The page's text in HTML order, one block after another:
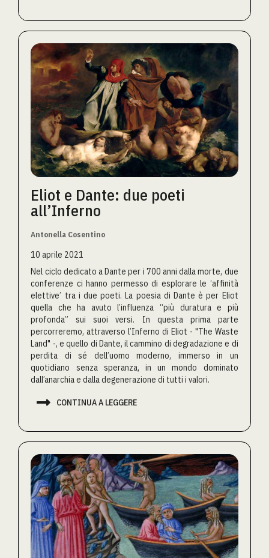
Eliot e Dante: due poeti
all’Inferno
Antonella Cosentino
10 aprile 2021
Nel ciclo dedicato a Dante per i 700 anni dalla morte, due
conferenze ci hanno permesso di esplorare le ‘affinità
elettive’ tra i due poeti. La poesia di Dante è per Eliot
quella che ha avuto l’influenza “più duratura e più
profonda” sui suoi versi. In questa prima parte
percorreremo, attraverso l’Inferno di Eliot - "The Waste
Land" -, e quello di Dante, il cammino di degradazione e di
perdita di sé dell’uomo moderno, immerso in un
quotidiano senza speranza, in un mondo dominato
dall’anarchia e dalla degenerazione di tutti i valori.
 CONTINUA A LEGGERE